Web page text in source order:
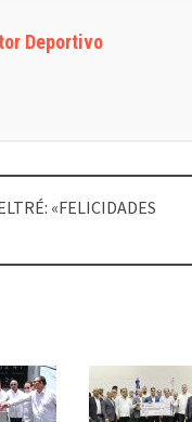
Deportivo
«FELICIDADES